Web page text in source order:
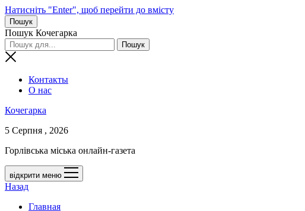
Натисніть "Enter", щоб перейти до вмісту
Пошук
Пошук Кочегарка
Контакты
О нас
Кочегарка
5 Серпня , 2026
Горлівська міська онлайн-газета
відкрити меню
Назад
Главная